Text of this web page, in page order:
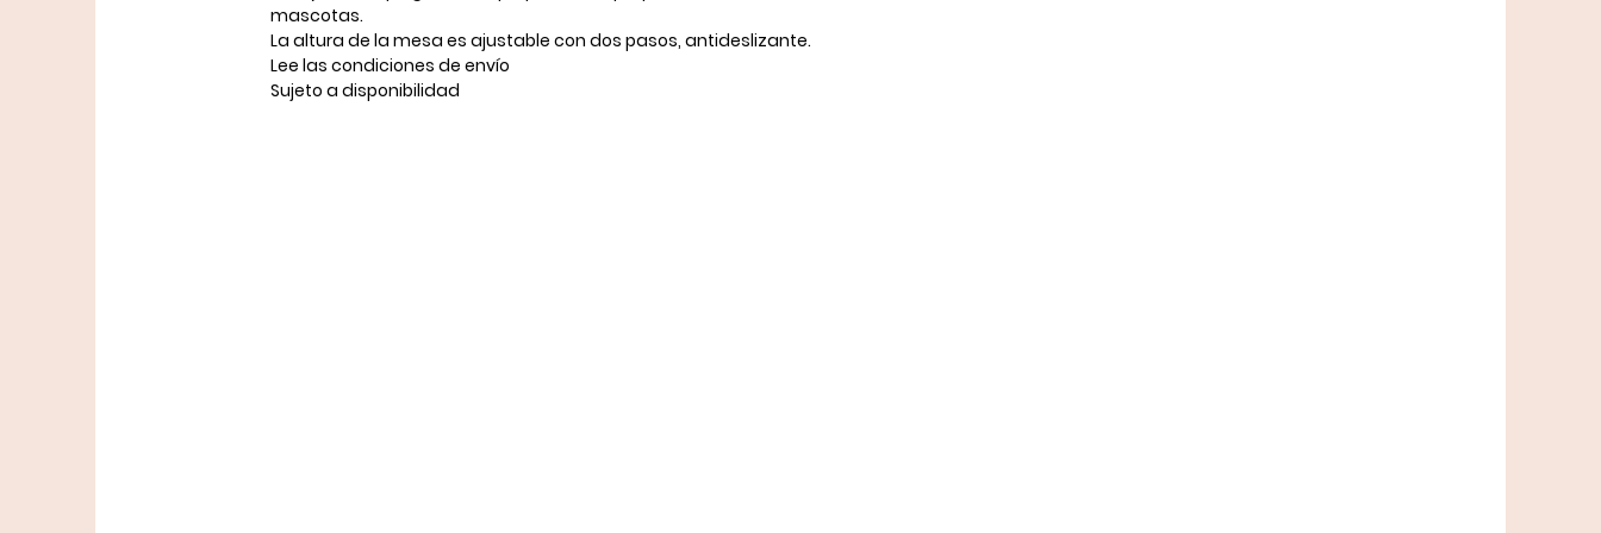
mascotas.
La altura de la mesa es ajustable con dos pasos, antideslizante.
Lee las condiciones de envío
Sujeto a disponibilidad